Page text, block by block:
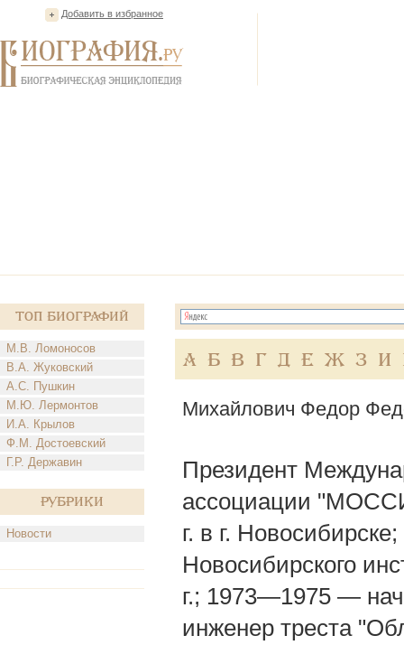
Добавить в избранное
Топ Биографий
М.В. Ломоносов
В.А. Жуковский
А.С. Пушкин
М.Ю. Лермонтов
И.А. Крылов
Ф.М. Достоевский
Г.Р. Державин
Рубрики
Новости
А Б В Г Д Е Ж З И
Михайлович Федор
Президент
ассоциации
г. в г.
Новосибирского
г.; 1973—1975 —
инженер треста